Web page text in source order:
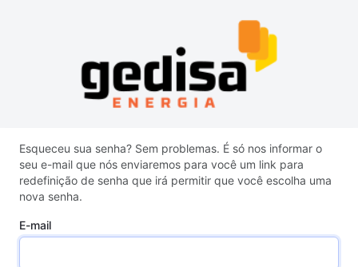
Esqueceu sua senha? Sem problemas. É só nos informar o
seu e-mail que nós enviaremos para você um link para
redefinição de senha que irá permitir que você escolha uma
nova senha.
E-mail